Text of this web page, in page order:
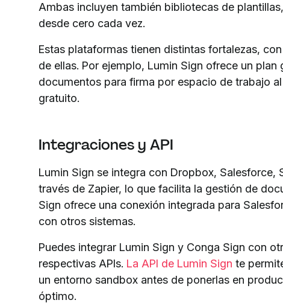
Ambas incluyen también bibliotecas de
desde cero cada vez.
Estas plataformas tienen distintas fortalezas,
de ellas. Por ejemplo, Lumin Sign ofrece un
documentos para firma por espacio de trabajo
gratuito.
Integraciones y API
Lumin Sign se integra con Dropbox, Salesforce,
través de Zapier, lo que facilita la gestión de
Sign ofrece una conexión integrada para
con otros sistemas.
Puedes integrar Lumin Sign y Conga Sign con
respectivas APIs. La API de Lumin Sign te
un entorno sandbox antes de ponerlas en
óptimo.